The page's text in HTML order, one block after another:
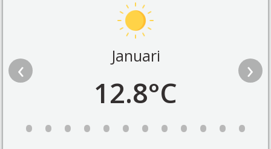
Januari
12.8°C
‹ ›
• • • • • • • • • • • •